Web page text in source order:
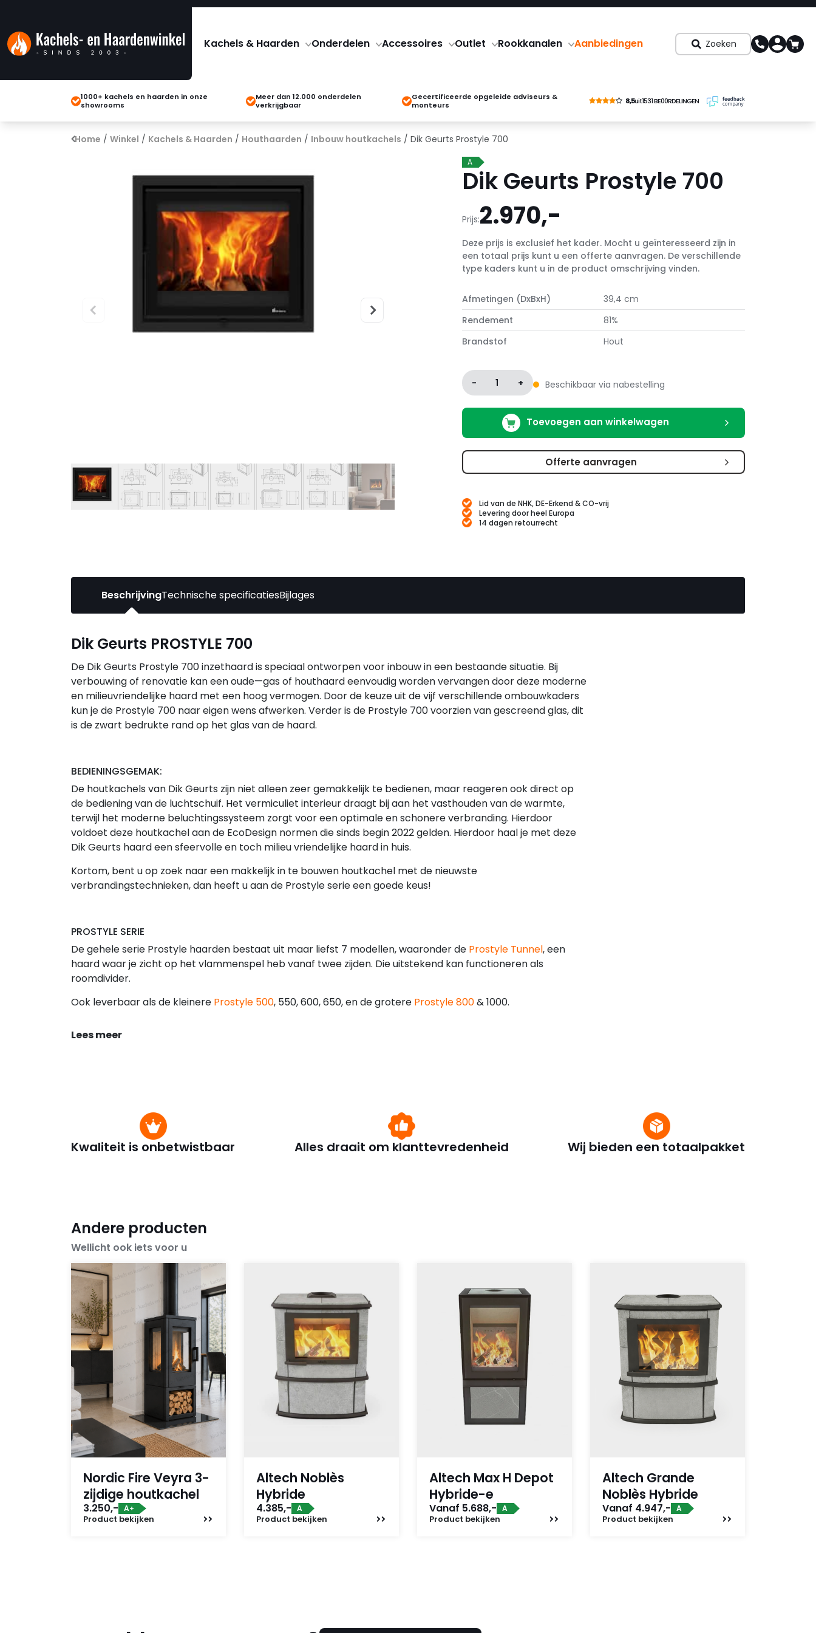
Kachels & Haarden Onderdelen Accessoires Outlet Rookkanalen Aanbiedingen Zoeken
1000+ kachels en haarden in onze
showrooms
Meer dan 12.000 onderdelen
verkrijgbaar
Gecertificeerde opgeleide adviseurs &
monteurs
8,5uit1531 BE00RDELINGEN
Home / Winkel / Kachels & Haarden / Houthaarden / Inbouw houtkachels / Dik Geurts Prostyle 700
A
Dik Geurts Prostyle 700
Prijs:2.970,-
Deze prijs is exclusief het kader. Mocht u geïnteresseerd zijn in
een totaal prijs kunt u een offerte aanvragen. De verschillende
type kaders kunt u in de product omschrijving vinden.
Afmetingen (DxBxH)
39,4 cm
Rendement
81%
Brandstof
Hout
- 1 + Beschikbaar via nabestelling
Toevoegen aan winkelwagen
Offerte aanvragen
Lid van de NHK, DE-Erkend & CO-vrij
Levering door heel Europa
14 dagen retourrecht
BeschrijvingTechnische specificatiesBijlages
Dik Geurts PROSTYLE 700
De Dik Geurts Prostyle 700 inzethaard is speciaal ontworpen voor inbouw in een bestaande situatie. Bij
verbouwing of renovatie kan een oude—gas of houthaard eenvoudig worden vervangen door deze moderne
en milieuvriendelijke haard met een hoog vermogen. Door de keuze uit de vijf verschillende ombouwkaders
kun je de Prostyle 700 naar eigen wens afwerken. Verder is de Prostyle 700 voorzien van gescreend glas, dit
is de zwart bedrukte rand op het glas van de haard.
BEDIENINGSGEMAK:
De houtkachels van Dik Geurts zijn niet alleen zeer gemakkelijk te bedienen, maar reageren ook direct op
de bediening van de luchtschuif. Het vermiculiet interieur draagt bij aan het vasthouden van de warmte,
terwijl het moderne beluchtingssysteem zorgt voor een optimale en schonere verbranding. Hierdoor
voldoet deze houtkachel aan de EcoDesign normen die sinds begin 2022 gelden. Hierdoor haal je met deze
Dik Geurts haard een sfeervolle en toch milieu vriendelijke haard in huis.
Kortom, bent u op zoek naar een makkelijk in te bouwen houtkachel met de nieuwste
verbrandingstechnieken, dan heeft u aan de Prostyle serie een goede keus!
PROSTYLE SERIE
De gehele serie Prostyle haarden bestaat uit maar liefst 7 modellen, waaronder de Prostyle Tunnel, een
haard waar je zicht op het vlammenspel heb vanaf twee zijden. Die uitstekend kan functioneren als
roomdivider.
Ook leverbaar als de kleinere Prostyle 500, 550, 600, 650, en de grotere Prostyle 800& 1000.
Lees meer
Kwaliteit is onbetwistbaar Alles draait om klanttevredenheid Wij bieden een totaalpakket
Andere producten
Wellicht ook iets voor u
Nordic Fire Veyra 3-
zijdige houtkachel
3.250,- A+
Product bekijken
Altech Noblès
Hybride
4.385,- A
Product bekijken
Altech Max H Depot
Hybride-e
Vanaf 5.688,- A
Product bekijken
Altech Grande
Noblès Hybride
Vanaf 4.947,- A
Product bekijken